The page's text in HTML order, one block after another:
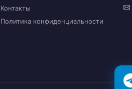
Контакты
Политика конфиденциальности